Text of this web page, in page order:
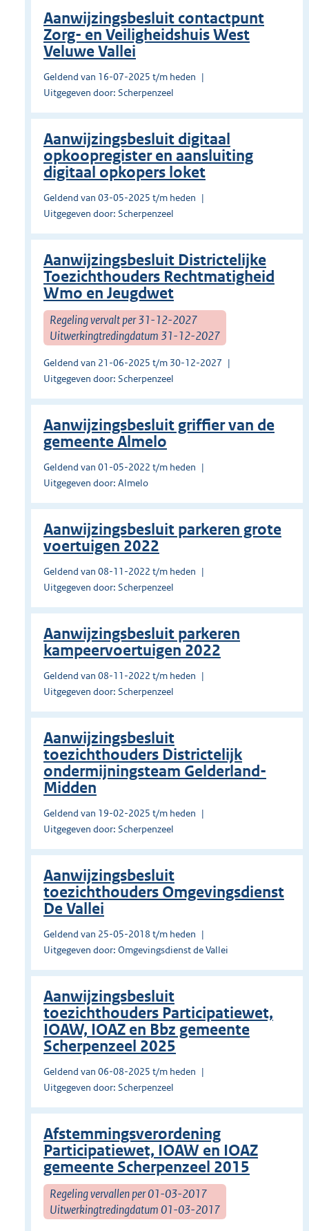
Aanwijzingsbesluit contactpunt
Zorg- en Veiligheidshuis West
Veluwe Vallei
Geldend van 16-07-2025 t/m heden
Uitgegeven door: Scherpenzeel
Aanwijzingsbesluit digitaal
opkoopregister en aansluiting
digitaal opkopers loket
Geldend van 03-05-2025 t/m heden
Uitgegeven door: Scherpenzeel
Aanwijzingsbesluit Districtelijke
Toezichthouders Rechtmatigheid
Wmo en Jeugdwet
Regeling vervalt per 31-12-2027
Uitwerkingtredingdatum 31-12-2027
Geldend van 21-06-2025 t/m 30-12-2027
Uitgegeven door: Scherpenzeel
Aanwijzingsbesluit griffier van de
gemeente Almelo
Geldend van 01-05-2022 t/m heden
Uitgegeven door: Almelo
Aanwijzingsbesluit parkeren grote
voertuigen 2022
Geldend van 08-11-2022 t/m heden
Uitgegeven door: Scherpenzeel
Aanwijzingsbesluit parkeren
kampeervoertuigen 2022
Geldend van 08-11-2022 t/m heden
Uitgegeven door: Scherpenzeel
Aanwijzingsbesluit
toezichthouders Districtelijk
ondermijningsteam Gelderland-
Midden
Geldend van 19-02-2025 t/m heden
Uitgegeven door: Scherpenzeel
Aanwijzingsbesluit
toezichthouders Omgevingsdienst
De Vallei
Geldend van 25-05-2018 t/m heden
Uitgegeven door: Omgevingsdienst de Vallei
Aanwijzingsbesluit
toezichthouders Participatiewet,
IOAW, IOAZ en Bbz gemeente
Scherpenzeel 2025
Geldend van 06-08-2025 t/m heden
Uitgegeven door: Scherpenzeel
Afstemmingsverordening
Participatiewet, IOAW en IOAZ
gemeente Scherpenzeel 2015
Regeling vervallen per 01-03-2017
Uitwerkingtredingdatum 01-03-2017